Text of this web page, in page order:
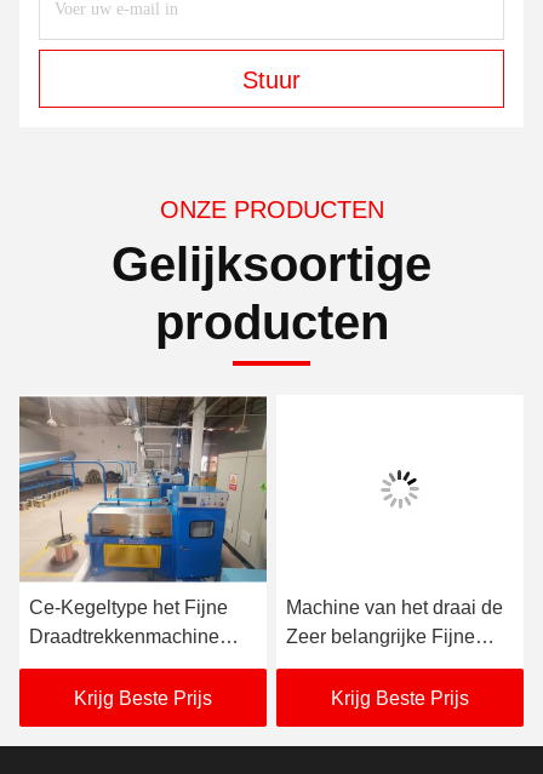
Stuur
ONZE PRODUCTEN
Gelijksoortige
producten
Ce-Kegeltype het Fijne
Draadtrekkenmachine
380V-480V Synchrone
Bewegen zich
Krijg Beste Prijs
Machine van het draai de
Zeer belangrijke Fijne
Draadtrekken van
Betrouwbare Fabrikant
Krijg Beste Prijs